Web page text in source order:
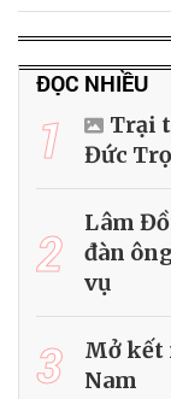
ĐỌC NHIỀU
1
Trại
Đức
2
Lâm
đàn
vụ
3
Mở kết
Nam